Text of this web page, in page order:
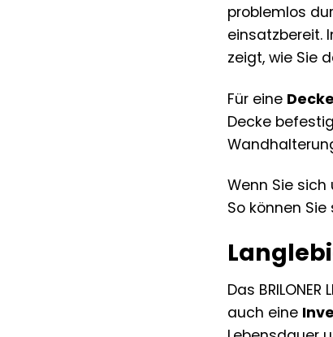
problemlos
einsatzbereit.
zeigt, wie Sie
Für eine
Decke
Wenn Sie
So können
Das
auch eine